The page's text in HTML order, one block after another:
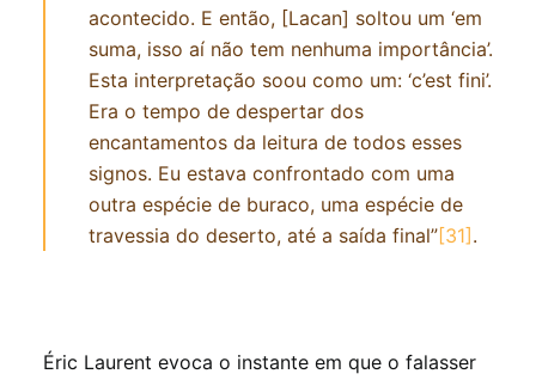
acontecido. E então, [Lacan] soltou um ‘em
suma, isso aí não tem nenhuma importância’.
Esta interpretação soou como um: ‘c’est fini’.
Era o tempo de despertar dos
encantamentos da leitura de todos esses
signos. Eu estava confrontado com uma
outra espécie de buraco, uma espécie de
travessia do deserto, até a saída final”[31] .
Éric Laurent evoca o instante em que o falasser